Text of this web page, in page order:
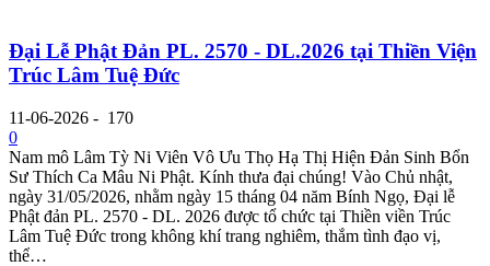
Đại Lễ Phật Đản PL. 2570 - DL.2026 tại Thiền Viện
Trúc Lâm Tuệ Đức
11-06-2026 - 170
0
Nam mô Lâm Tỳ Ni Viên Vô Ưu Thọ Hạ Thị Hiện Đản Sinh Bổn
Sư Thích Ca Mâu Ni Phật. Kính thưa đại chúng! Vào Chủ nhật,
ngày 31/05/2026, nhằm ngày 15 tháng 04 năm Bính Ngọ, Đại lễ
Phật đản PL. 2570 - DL. 2026 được tổ chức tại Thiền viền Trúc
Lâm Tuệ Đức trong không khí trang nghiêm, thắm tình đạo vị,
thể…